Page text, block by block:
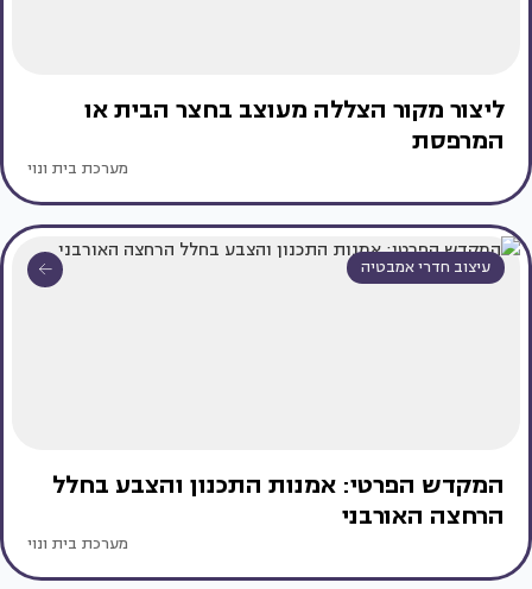
ליצור מקור הצללה מעוצב בחצר הבית או
המרפסת
מערכת בית ונוי
עיצוב חדרי אמבטיה
המקדש הפרטי: אמנות התכנון והצבע בחלל
הרחצה האורבני
מערכת בית ונוי